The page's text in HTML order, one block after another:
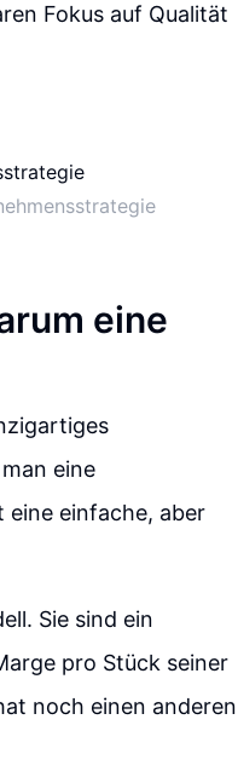
Fokus auf Qualität
eine
eine
eine einfache, aber
Sie sind ein
pro Stück seiner
noch einen anderen